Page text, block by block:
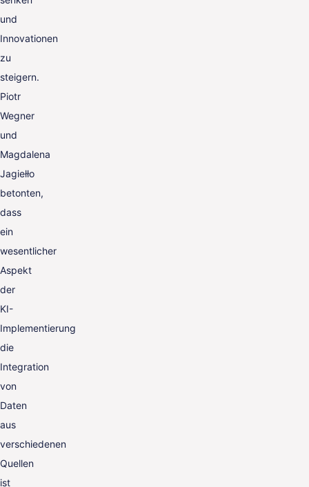
und
Innovationen
zu
steigern.
Piotr
Wegner
und
Magdalena
Jagiełło
betonten,
dass
ein
wesentlicher
Aspekt
der
KI-
Implementierung
die
Integration
von
Daten
aus
verschiedenen
Quellen
ist